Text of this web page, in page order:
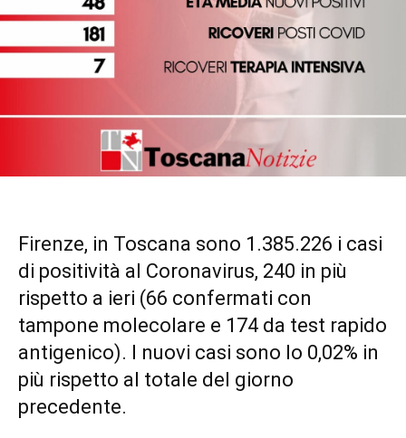
Firenze, in Toscana sono 1.385.226 i casi
di positività al Coronavirus, 240 in più
rispetto a ieri (66 confermati con
tampone molecolare e 174 da test rapido
antigenico). I nuovi casi sono lo 0,02% in
più rispetto al totale del giorno
precedente.